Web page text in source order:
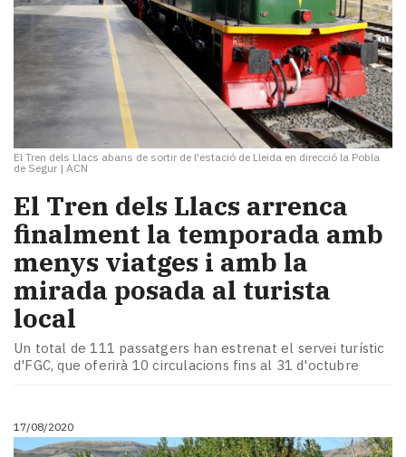
El Tren dels Llacs abans de sortir de l'estació de Lleida en direcció la Pobla
de Segur | ACN
El Tren dels Llacs arrenca
finalment la temporada amb
menys viatges i amb la
mirada posada al turista
local
Un total de 111 passatgers han estrenat el servei turístic
d'FGC, que oferirà 10 circulacions fins al 31 d'octubre
17/08/2020